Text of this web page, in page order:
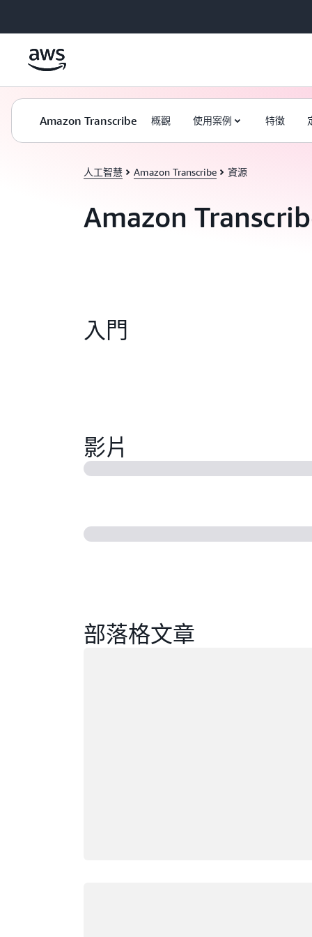
Amazon Transcribe 概觀 使用案例 特徵
人工智慧 Amazon Transcribe 資源
Amazon
入門
影片
部落格文章